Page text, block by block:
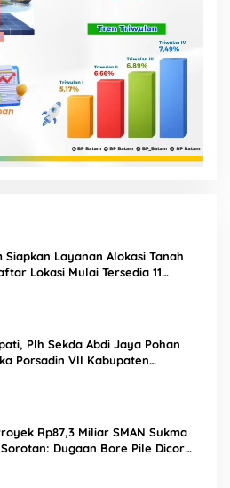
Siapkan Layanan Alokasi Tanah
Lokasi Mulai Tersedia 11
Plh Sekda Abdi Jaya Pohan
Porsadin VII Kabupaten
Rp87,3 Miliar SMAN Sukma
Dugaan Bore Pile Dicor